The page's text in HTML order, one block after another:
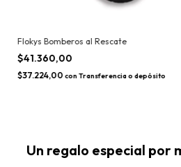
Flokys Bomberos al Rescate
$41.360,00
$37.224,00 con Transferencia o depósito
Un regalo especial por